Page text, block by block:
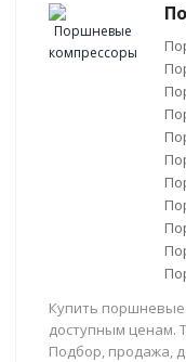
Купить поршневые
доступным ценам.
Подбор, продажа,